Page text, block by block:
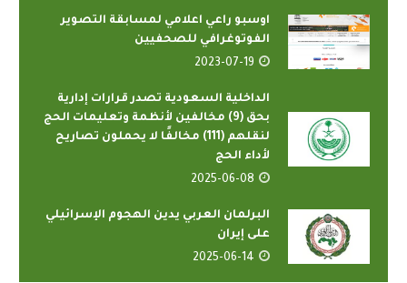
اوسبو راعي اعلامي لمسابقة التصوير
الفوتوغرافي للصحفيين
2023-07-19
الداخلية السعودية تصدر قرارات إدارية
بحق (9) مخالفين لأنظمة وتعليمات الحج
لنقلهم (111) مخالفًا لا يحملون تصاريح
لأداء الحج
2025-06-08
البرلمان العربي يدين الهجوم الإسرائيلي
على إيران
2025-06-14